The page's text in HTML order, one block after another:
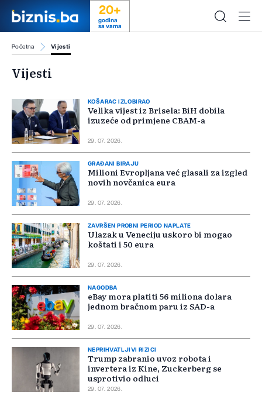
20+
godina
sa vama
Početna Vijesti
Vijesti
KOŠARAC IZLOBIRAO
Velika vijest iz Brisela: BiH dobila
izuzeće od primjene CBAM-a
29. 07. 2026.
GRAĐANI BIRAJU
Milioni Evropljana već glasali za izgled
novih novčanica eura
29. 07. 2026.
ZAVRŠEN PROBNI PERIOD NAPLATE
Ulazak u Veneciju uskoro bi mogao
koštati i 50 eura
29. 07. 2026.
NAGODBA
eBay mora platiti 56 miliona dolara
jednom bračnom paru iz SAD-a
29. 07. 2026.
NEPRIHVATLJIVI RIZICI
Trump zabranio uvoz robota i
invertera iz Kine, Zuckerberg se
usprotivio odluci
29. 07. 2026.